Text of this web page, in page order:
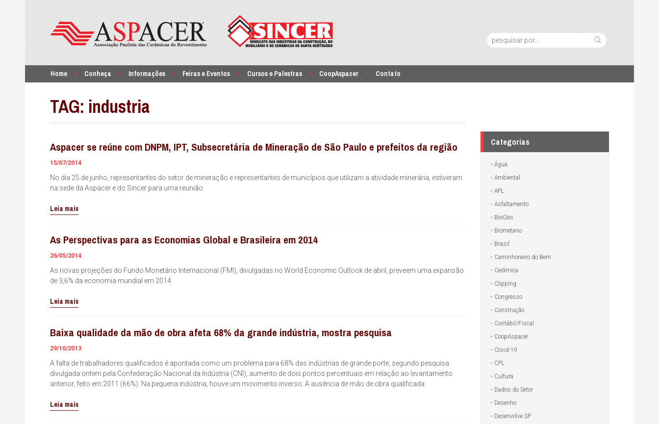
Home Conheça Informações Feiras e Eventos Cursos e Palestras CoopAspacer Contato
Pesquisa:
TAG: industria
Aspacer se reúne com DNPM, IPT, Subsecretária de Mineração de São Paulo e prefeitos da região
15/07/2014
No dia 25 de junho, representantes do setor de mineração e representantes de municípios que utilizam a atividade minerária, estiveram
na sede da Aspacer e do Sincer para uma reunião
Leia mais
As Perspectivas para as Economias Global e Brasileira em 2014
26/05/2014
As novas projeções do Fundo Monetário Internacional (FMI), divulgadas no World Economic Outlook de abril, preveem uma expansão
de 3,6% da economia mundial em 2014.
Leia mais
Baixa qualidade da mão de obra afeta 68% da grande indústria, mostra pesquisa
29/10/2013
A falta de trabalhadores qualificados é apontada como um problema para 68% das indústrias de grande porte, segundo pesquisa
divulgada ontem pela Confederação Nacional da Indústria (CNI), aumento de dois pontos percentuais em relação ao levantamento
anterior, feito em 2011 (66%). Na pequena indústria, houve um movimento inverso. A ausência de mão de obra qualificada
Leia mais
Categorias
Água
Ambiental
APL
Asfaltamento
BioGás
Biometano
Brasil
Caminhoneiro do Bem
Cerâmica
Clipping
Congresso
Construção
Contábil/Fiscal
CoopAspacer
Covid-19
CPL
Cultura
Dados do Setor
Desenho
Desenvolve SP